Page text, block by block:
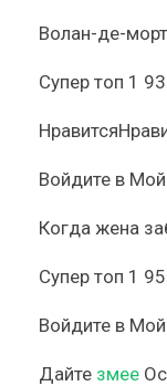
Волан-де-морт
Супер топ 1
Нравится
Войдите в
Когда жена
Супер топ 1
Войдите в
Дайте змее